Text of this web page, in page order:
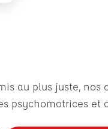
au plus juste,
psychomotrices et